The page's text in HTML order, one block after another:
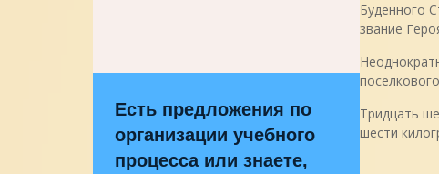
Буденного
звание
Тридцать
шести
Есть предложения по
организации учебного
процесса или знаете,